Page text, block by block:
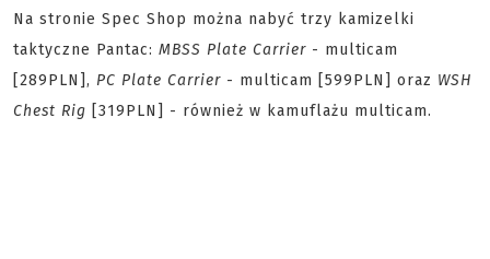
Na stronie Spec Shop można nabyć trzy kamizelki
taktyczne Pantac: MBSS Plate Carrier - multicam
[289PLN], PC Plate Carrier - multicam [599PLN] oraz WSH
Chest Rig [319PLN] - również w kamuflażu multicam.